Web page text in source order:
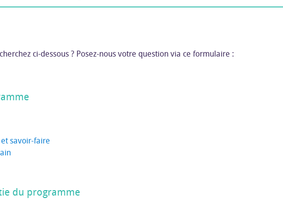
ci-dessous ? Posez-nous votre question via ce formulaire :
savoir-faire
du programme